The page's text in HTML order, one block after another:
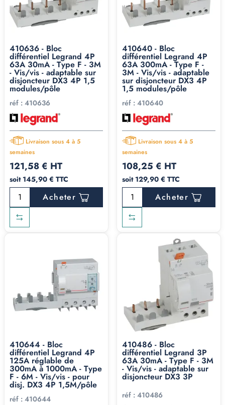
410636 - Bloc
différentiel Legrand 4P
63A 30mA - Type F - 3M
- Vis/vis - adaptable sur
disjoncteur DX3 4P 1,5
modules/pôle
réf : 410636
Livraison sous 4 à 5
semaines
121,58 € HT
soit 145,90 € TTC
Acheter
410640 - Bloc
différentiel Legrand 4P
63A 300mA - Type F -
3M - Vis/vis - adaptable
sur disjoncteur DX3 4P
1,5 modules/pôle
réf : 410640
Livraison sous 4 à 5
semaines
108,25 € HT
soit 129,90 € TTC
Acheter
410644 - Bloc
différentiel Legrand 4P
125A réglable de
300mA à 1000mA - Type
F - 6M - Vis/vis - pour
disj. DX3 4P 1,5M/pôle
réf : 410644
410486 - Bloc
différentiel Legrand 3P
63A 30mA - Type F - 3M
- Vis/vis - adaptable sur
disjoncteur DX3 3P
réf : 410486